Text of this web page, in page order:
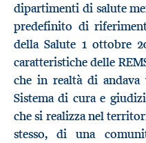
dipartimenti di salute
predefinito di
della Salute 1 ottobre
caratteristiche delle
che in realtà di
Sistema di cura e
che si realizza nel
stesso, di una